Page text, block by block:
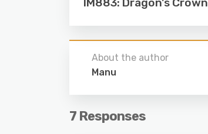
IM883: Dragon's Crown
About the author
Manu
7 Responses